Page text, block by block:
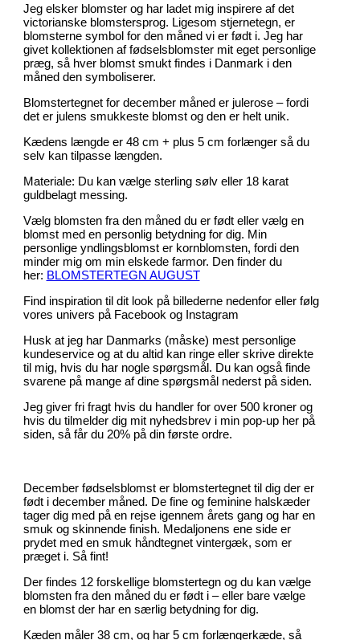
Jeg elsker blomster og har ladet mig inspirere af det
victorianske blomstersprog. Ligesom stjernetegn, er
blomsterne symbol for den måned vi er født i. Jeg har
givet kollektionen af fødselsblomster mit eget personlige
præg, så hver blomst smukt findes i Danmark i den
måned den symboliserer.
Blomstertegnet for december måned er julerose – fordi
det er julens smukkeste blomst og den er helt unik.
Kædens længde er 48 cm + plus 5 cm forlænger så du
selv kan tilpasse længden.
Materiale: Du kan vælge sterling sølv eller 18 karat
guldbelagt messing.
Vælg blomsten fra den måned du er født eller vælg en
blomst med en personlig betydning for dig. Min
personlige yndlingsblomst er kornblomsten, fordi den
minder mig om min elskede farmor. Den finder du
her: BLOMSTERTEGN AUGUST
Find inspiration til dit look på billederne nedenfor eller følg
vores univers på Facebook og Instagram
Husk at jeg har Danmarks (måske) mest personlige
kundeservice og at du altid kan ringe eller skrive direkte
til mig, hvis du har nogle spørgsmål. Du kan også finde
svarene på mange af dine spørgsmål nederst på siden.
Jeg giver fri fragt hvis du handler for over 500 kroner og
hvis du tilmelder dig mit nyhedsbrev i min pop-up her på
siden, så får du 20% på din første ordre.
December fødselsblomst er blomstertegnet til dig der er
født i december måned. De fine og feminine halskæder
tager dig med på en rejse igennem årets gang og har en
smuk og skinnende finish. Medaljonens ene side er
prydet med en smuk håndtegnet vintergæk, som er
præget i. Så fint!
Der findes 12 forskellige blomstertegn og du kan vælge
blomsten fra den måned du er født i – eller bare vælge
en blomst der har en særlig betydning for dig.
Kæden måler 38 cm, og har 5 cm forlængerkæde, så